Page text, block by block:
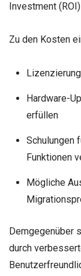
Investment
Zu den Kosten
Hardware-
erfüllen
Schulungen
Funktionen
Mögliche
Demgegenüber
durch